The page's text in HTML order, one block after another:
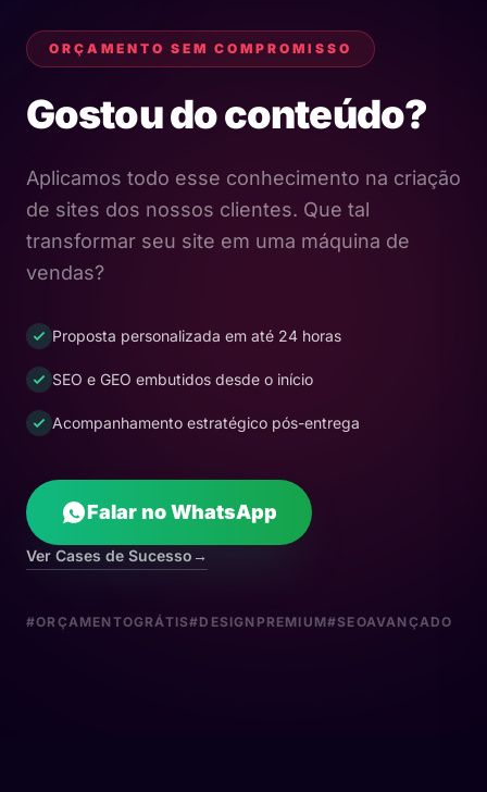
ORÇAMENTO SEM COMPROMISSO
Gostou do conteúdo?
Aplicamos todo esse conhecimento na criação
de sites dos nossos clientes. Que tal
transformar seu site em uma máquina de
vendas?
Proposta personalizada em até 24 horas
SEO e GEO embutidos desde o início
Acompanhamento estratégico pós-entrega
Falar no WhatsApp
Ver Cases de Sucesso →
#ORÇAMENTOGRÁTIS#DESIGNPREMIUM#SEOAVANÇADO